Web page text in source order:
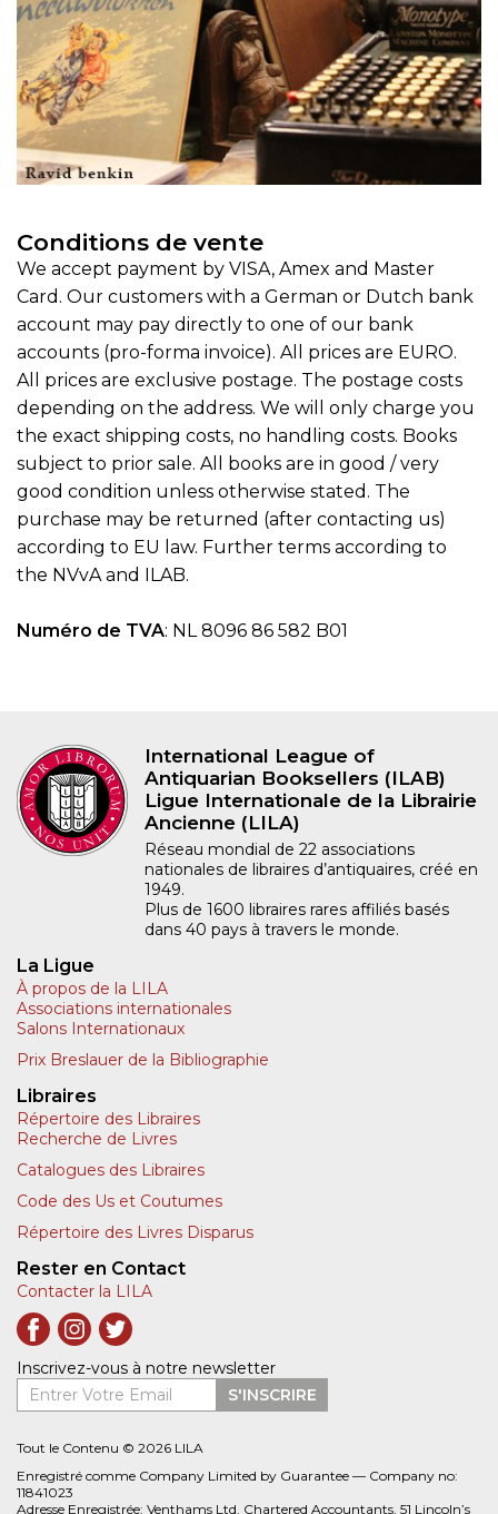
Conditions de vente
We accept payment by VISA, Amex and Master
Card. Our customers with a German or Dutch bank
account may pay directly to one of our bank
accounts (pro-forma invoice). All prices are EURO.
All prices are exclusive postage. The postage costs
depending on the address. We will only charge you
the exact shipping costs, no handling costs. Books
subject to prior sale. All books are in good / very
good condition unless otherwise stated. The
purchase may be returned (after contacting us)
according to EU law. Further terms according to
the NVvA and ILAB.
Numéro de TVA: NL 8096 86 582 B01
International League of
Antiquarian Booksellers (ILAB)
Ligue Internationale de la Librairie
Ancienne (LILA)
Réseau mondial de 22 associations
nationales de libraires d’antiquaires, créé en
1949.
Plus de 1600 libraires rares affiliés basés
dans 40 pays à travers le monde.
La Ligue
À propos de la LILA
Associations internationales
Salons Internationaux
Prix Breslauer de la Bibliographie
Libraires
Répertoire des Libraires
Recherche de Livres
Catalogues des Libraires
Code des Us et Coutumes
Répertoire des Livres Disparus
Rester en Contact
Contacter la LILA
Inscrivez-vous à notre newsletter
Entrer Votre Email
S'INSCRIRE
Tout le Contenu © 2026 LILA
Enregistré comme Company Limited by Guarantee — Company no:
11841023
Adresse Enregistrée: Venthams Ltd. Chartered Accountants, 51 Lincoln’s